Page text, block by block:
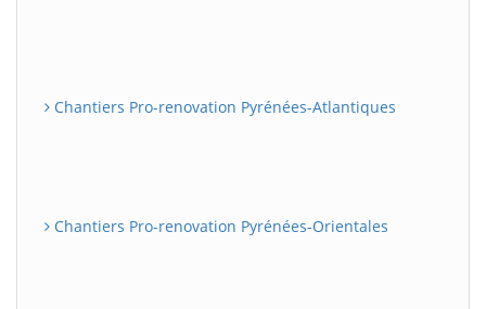
Chantiers Pro-renovation Pyrénées-Atlantiques
Chantiers Pro-renovation Pyrénées-Orientales